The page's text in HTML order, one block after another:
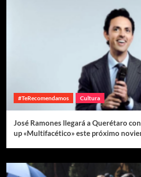
#TeRecomendamos Cultura
José Ramones llegará a Querétaro
up «Multifacético» este próximo